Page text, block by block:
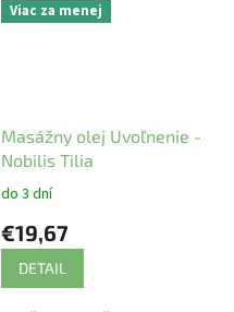
Viac za menej
Masážny olej Uvoľnenie -
Nobilis Tilia
do 3 dní
€19,67
DETAIL